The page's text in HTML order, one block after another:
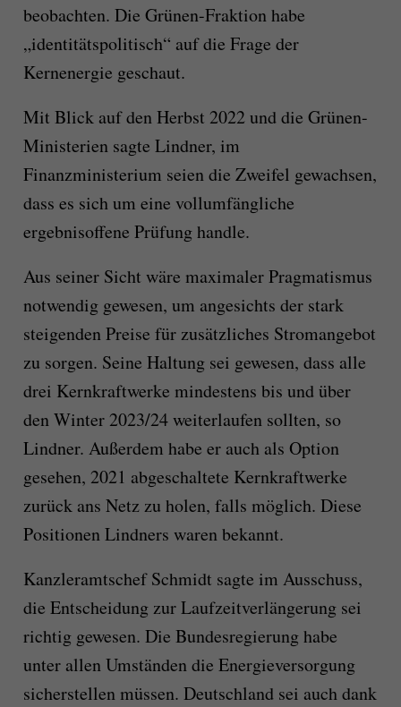
beobachten. Die Grünen-Fraktion habe
„identitätspolitisch“ auf die Frage der
Kernenergie geschaut.
Mit Blick auf den Herbst 2022 und die Grünen-
Ministerien sagte Lindner, im
Finanzministerium seien die Zweifel gewachsen,
dass es sich um eine vollumfängliche
ergebnisoffene Prüfung handle.
Aus seiner Sicht wäre maximaler Pragmatismus
notwendig gewesen, um angesichts der stark
steigenden Preise für zusätzliches Stromangebot
zu sorgen. Seine Haltung sei gewesen, dass alle
drei Kernkraftwerke mindestens bis und über
den Winter 2023/24 weiterlaufen sollten, so
Lindner. Außerdem habe er auch als Option
gesehen, 2021 abgeschaltete Kernkraftwerke
zurück ans Netz zu holen, falls möglich. Diese
Positionen Lindners waren bekannt.
Kanzleramtschef Schmidt sagte im Ausschuss,
die Entscheidung zur Laufzeitverlängerung sei
richtig gewesen. Die Bundesregierung habe
unter allen Umständen die Energieversorgung
sicherstellen müssen. Deutschland sei auch dank